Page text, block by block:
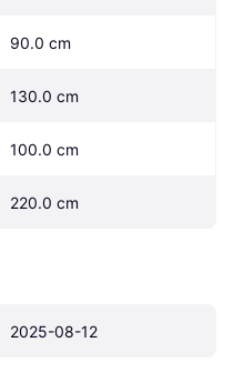
90.0 cm
130.0 cm
100.0 cm
220.0 cm
2025-08-12